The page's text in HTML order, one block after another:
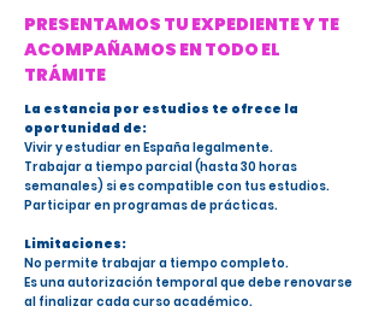
PRESENTAMOS TU EXPEDIENTE Y TE
ACOMPAÑAMOS EN TODO EL
TRÁMITE
La estancia por estudios te ofrece la
oportunidad de:
Vivir y estudiar en España legalmente.
Trabajar a tiempo parcial (hasta 30 horas
semanales) si es compatible con tus estudios.
Participar en programas de prácticas.
Limitaciones:
No permite trabajar a tiempo completo.
Es una autorización temporal que debe renovarse
al finalizar cada curso académico.